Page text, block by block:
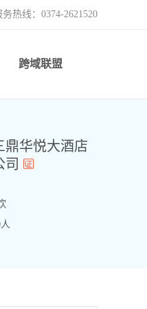
务热线：0374-2621520
跨域联盟
鼎华悦大酒店